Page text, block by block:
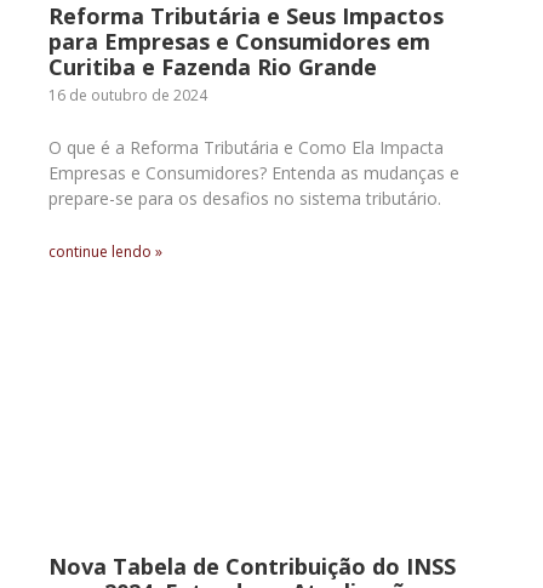
Reforma Tributária e Seus Impactos
para Empresas e Consumidores em
Curitiba e Fazenda Rio Grande
16 de outubro de 2024
O que é a Reforma Tributária e Como Ela Impacta
Empresas e Consumidores? Entenda as mudanças e
prepare-se para os desafios no sistema tributário.
continue lendo »
Nova Tabela de Contribuição do INSS